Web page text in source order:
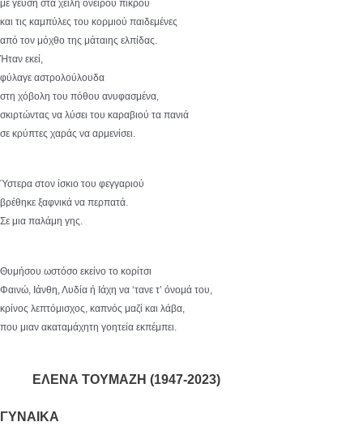
με γεύση στα χείλη όνειρου πικρού
και τις καμπύλες του κορμιού παιδεμένες
από τον μόχθο της μάταιης ελπίδας.
Ήταν εκεί,
φύλαγε αστρολούλουδα
στη χόβολη του πόθου ανυφασμένα,
σκιρτώντας να λύσει του καραβιού τα πανιά
σε κρύπτες χαράς να αρμενίσει.
Ύστερα στον ίσκιο του φεγγαριού
βρέθηκε ξαφνικά να περπατά.
Σε μια παλάμη γης.
Θυμήσου ωστόσο εκείνο το κορίτσι
Φαινώ, Ιάνθη, Λυδία ή Ιάχη να ‘τανε τ’ όνομά του,
κρίνος λεπτόμισχος, καπνός μαζί και λάβα,
που μιαν ακαταμάχητη γοητεία εκπέμπει.
ΕΛΕΝΑ ΤΟΥΜΑΖΗ (1947-2023)
ΓΥΝΑΙΚΑ